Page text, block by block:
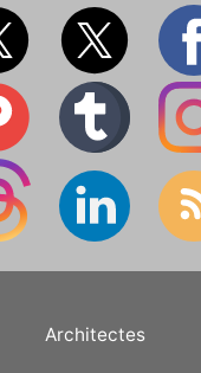
Architectes